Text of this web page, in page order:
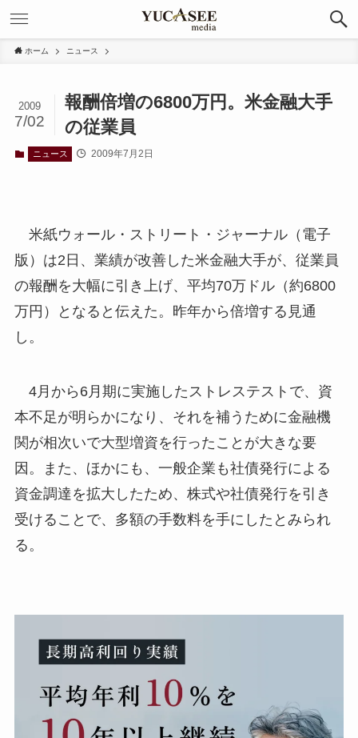
ホーム ニュース
報酬倍増の6800万円。米金融大手
の従業員
2009
7/02
ニュース 2009年7月2日
米紙ウォール・ストリート・ジャーナル（電子
版）は2日、業績が改善した米金融大手が、従業員
の報酬を大幅に引き上げ、平均70万ドル（約6800
万円）となると伝えた。昨年から倍増する見通
し。
4月から6月期に実施したストレステストで、資
本不足が明らかになり、それを補うために金融機
関が相次いで大型増資を行ったことが大きな要
因。また、ほかにも、一般企業も社債発行による
資金調達を拡大したため、株式や社債発行を引き
受けることで、多額の手数料を手にしたとみられ
る。